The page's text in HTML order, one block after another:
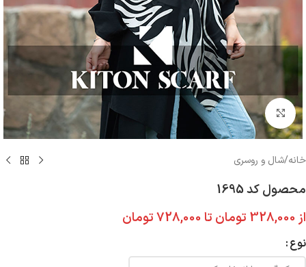
بزرگنمایی تصویر
خانه/شال و روسری
محصول کد 1695
از 328,000 تومان تا 728,000تومان
نوع